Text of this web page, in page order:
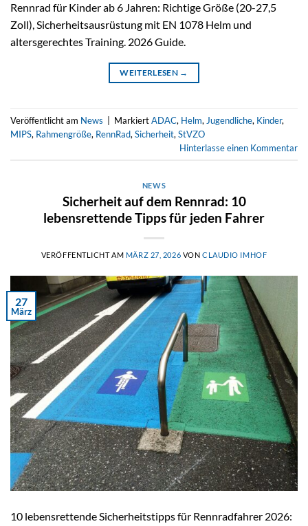
Rennrad für Kinder ab 6 Jahren: Richtige Größe (20-27,5
Zoll), Sicherheitsausrüstung mit EN 1078 Helm und
altersgerechtes Training. 2026 Guide.
WEITERLESEN →
Veröffentlicht am News | MarkiertADAC, Helm, Jugendliche, Kinder,
MIPS, Rahmengröße, RennRad, Sicherheit, StVZO
Hinterlasse einen Kommentar
NEWS
Sicherheit auf dem Rennrad: 10
lebensrettende Tipps für jeden Fahrer
VERÖFFENTLICHT AM MÄRZ 27, 2026 VON CLAUDIO IMHOF
27
März
10 lebensrettende Sicherheitstipps für Rennradfahrer 2026: